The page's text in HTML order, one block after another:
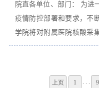
姓名和联系方式并提供相关证明材料。
电话：0452-2663901医院
院直各单位、部门： 为进一步落实省委省政府、省教育厅关于
疫情防控部署和要求，不
学院将对附属医院核酸采
愿者队伍进行疫情防控能力培训
13:30—15:30 （2）第二组：6月17日 15:30—17:30 2.培训地
上页 1 9